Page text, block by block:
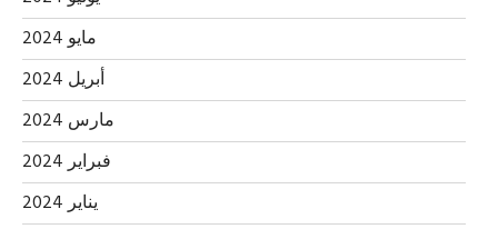
مايو 2024
أبريل 2024
مارس 2024
فبراير 2024
يناير 2024